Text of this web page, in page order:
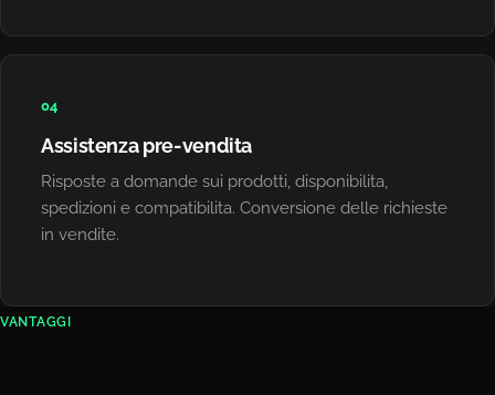
04
Assistenza pre-vendita
Risposte a domande sui prodotti, disponibilita,
spedizioni e compatibilita. Conversione delle richieste
in vendite.
VANTAGGI